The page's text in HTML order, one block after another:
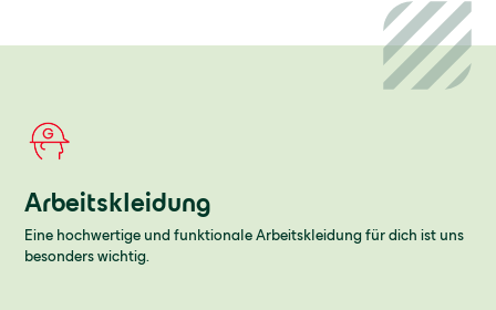
Arbeitskleidung
Eine hochwertige und funktionale Arbeitskleidung für dich ist uns
besonders wichtig.